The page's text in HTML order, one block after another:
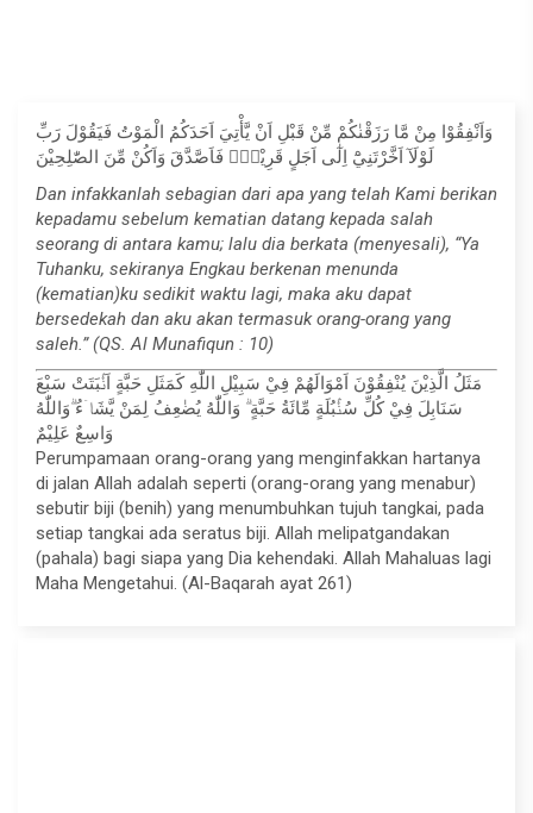
وَاَنْفِقُوْا مِنْ مَّا رَزَقْنٰكُمْ مِّنْ قَبْلِ اَنْ يَّأْتِيَ اَحَدَكُمُ الْمَوْتُ فَيَقُوْلَ رَبِّ
لَوْلَآ اَخَّرْتَنِيْٓ اِلٰٓى اَجَلٍ قَرِيْبٍۚ فَاَصَّدَّقَ وَاَكُنْ مِّنَ الصّٰلِحِيْنَ
Dan infakkanlah sebagian dari apa yang telah Kami berikan
kepadamu sebelum kematian datang kepada salah
seorang di antara kamu; lalu dia berkata (menyesali), “Ya
Tuhanku, sekiranya Engkau berkenan menunda
(kematian)ku sedikit waktu lagi, maka aku dapat
bersedekah dan aku akan termasuk orang-orang yang
saleh.” (QS. Al Munafiqun : 10)
مَثَلُ الَّذِيْنَ يُنْفِقُوْنَ اَمْوَالَهُمْ فِيْ سَبِيْلِ اللّٰهِ كَمَثَلِ حَبَّةٍ اَنْۢبَتَتْ سَبْعَ
سَنَابِلَ فِيْ كُلِّ سُنْۢبُلَةٍ مِّائَةُ حَبَّةٍ ۗ وَاللّٰهُ يُضٰعِفُ لِمَنْ يَّشَاۤءُ ۗوَاللّٰهُ
وَاسِعٌ عَلِيْمٌ
Perumpamaan orang-orang yang menginfakkan hartanya
di jalan Allah adalah seperti (orang-orang yang menabur)
sebutir biji (benih) yang menumbuhkan tujuh tangkai, pada
setiap tangkai ada seratus biji. Allah melipatgandakan
(pahala) bagi siapa yang Dia kehendaki. Allah Mahaluas lagi
Maha Mengetahui. (Al-Baqarah ayat 261)